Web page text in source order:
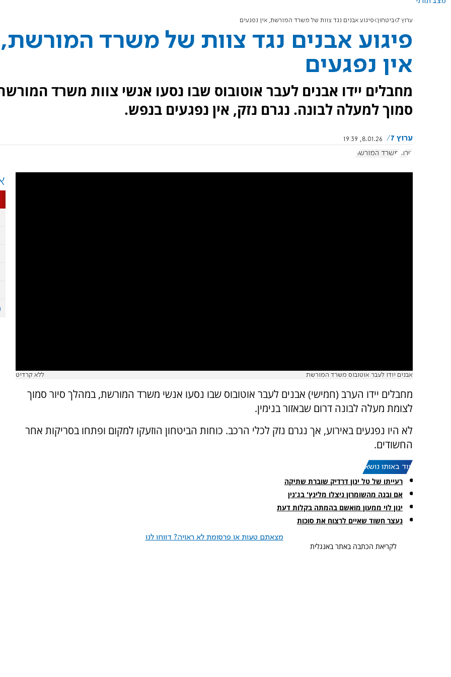
ערוץ 7 ביטחון פיגוע אבנים נגד צוות של משרד המורשת, אין נפגעים
פיגוע אבנים נגד צוות של משרד המורשת,
אין נפגעים
מחבלים יידו אבנים לעבר אוטובוס שבו נסעו אנשי צוות משרד
סמוך למעלה לבונה. נגרם נזק, אין נפגעים בנפש.
ערוץ 7
8.01.26, 19:39
טרור משרד המורשת
אבנים יודו לעבר אוטובוס משרד המורשת ללא קרדיט
מחבלים יידו הערב (חמישי) אבנים לעבר אוטובוס שבו נסעו אנשי משרד המורשת, במהלך סיור סמוך
לצומת מעלה לבונה דרום שבאזור בנימין.
לא היו נפגעים באירוע, אך נגרם נזק לכלי הרכב. כוחות הביטחון הוזעקו למקום ופתחו בסריקות אחר
החשודים.
עוד באותו נושא:
רעייתו של טל ינון דרדיק שוברת שתיקה
אם ובנה מהשומרון ניצלו מלינץ' בג'נין
ינון לוי ממעון מואשם בהמתה בקלות דעת
נעצר חשוד שאיים לרצוח את סוכות
מצאתם טעות או פרסומת לא ראויה? דווחו לנו
לקריאת הכתבה באתר באנגלית